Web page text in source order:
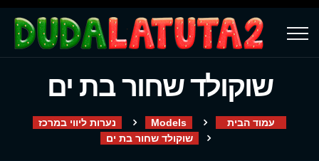
שוקולד שחור בת ים
עמוד הבית Models
נערות ליווי במרכז
שוקולד שחור בת ים